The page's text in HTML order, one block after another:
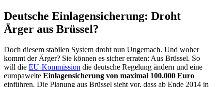
Deutsche Einlagensicherung: Droht
Ärger aus Brüssel?
Doch diesem stabilen System droht nun Ungemach. Und woher
kommt der Ärger? Sie können es sicher erraten: Aus Brüssel. So
will die EU-Kommission die deutsche Regelung ändern und eine
europaweite Einlagensicherung von maximal 100.000 Euro
einführen. Die Planung aus Brüssel sieht vor, dass ab Ende 2014 in